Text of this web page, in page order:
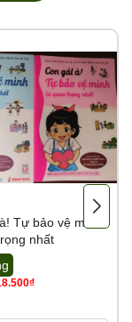
giá thành cạnh
phẩm:
Tổng kho Tutikids
Tự bảo vệ mình
nhất